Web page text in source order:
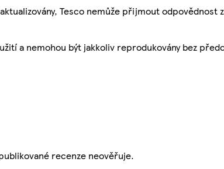
Tesco nemůže přijmout odpovědnost
a nemohou být jakkoliv reprodukovány bez
recenze neověřuje.